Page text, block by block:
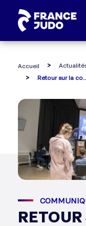
Accueil